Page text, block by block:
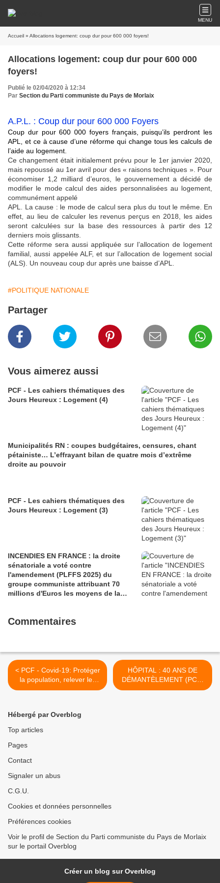
MENU
Accueil » Allocations logement: coup dur pour 600 000 foyers!
Allocations logement: coup dur pour 600 000
foyers!
Publié le 02/04/2020 à 12:34
Par Section du Parti communiste du Pays de Morlaix
A.P.L. : Coup dur pour 600 000 Foyers
Coup dur pour 600 000 foyers français, puisqu’ils perdront les
APL, et ce à cause d’une réforme qui change tous les calculs de
l’aide au logement.
Ce changement était initialement prévu pour le 1er janvier 2020,
mais repoussé au 1er avril pour des « raisons techniques ». Pour
économiser 1,2 milliard d’euros, le gouvernement a décidé de
modifier le mode calcul des aides personnalisées au logement,
communément appelé
APL. La cause : le mode de calcul sera plus du tout le même. En
effet, au lieu de calculer les revenus perçus en 2018, les aides
seront calculées sur la base des ressources à partir des 12
derniers mois glissants.
Cette réforme sera aussi appliquée sur l’allocation de logement
familial, aussi appelée ALF, et sur l’allocation de logement social
(ALS). Un nouveau coup dur après une baisse d’APL.
#POLITIQUE NATIONALE
Partager
Vous aimerez aussi
PCF - Les cahiers thématiques des
Jours Heureux : Logement (4)
Municipalités RN : coupes budgétaires, censures, chant
pétainiste… L’effrayant bilan de quatre mois d’extrême
droite au pouvoir
PCF - Les cahiers thématiques des
Jours Heureux : Logement (3)
INCENDIES EN FRANCE : la droite
sénatoriale a voté contre
l'amendement (PLFFS 2025) du
groupe communiste attribuant 70
millions d'Euros les moyens de la
Commentaires
< PCF - Covid-19: Protéger
la population, relever les
défis de la crise
HÔPITAL : 40 ANS DE
DÉMANTÈLEMENT (PCF)
>
Hébergé par Overblog
Top articles
Pages
Contact
Signaler un abus
C.G.U.
Cookies et données personnelles
Préférences cookies
Voir le profil de Section du Parti communiste du Pays de Morlaix
sur le portail Overblog
Créer un blog sur Overblog